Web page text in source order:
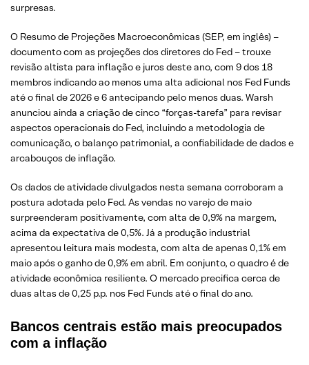
surpresas.
O Resumo de Projeções Macroeconômicas (SEP, em inglês) –
documento com as projeções dos diretores do Fed – trouxe
revisão altista para inflação e juros deste ano, com 9 dos 18
membros indicando ao menos uma alta adicional nos Fed Funds
até o final de 2026 e 6 antecipando pelo menos duas. Warsh
anunciou ainda a criação de cinco “forças-tarefa” para revisar
aspectos operacionais do Fed, incluindo a metodologia de
comunicação, o balanço patrimonial, a confiabilidade de dados e
arcabouços de inflação.
Os dados de atividade divulgados nesta semana corroboram a
postura adotada pelo Fed. As vendas no varejo de maio
surpreenderam positivamente, com alta de 0,9% na margem,
acima da expectativa de 0,5%. Já a produção industrial
apresentou leitura mais modesta, com alta de apenas 0,1% em
maio após o ganho de 0,9% em abril. Em conjunto, o quadro é de
atividade econômica resiliente. O mercado precifica cerca de
duas altas de 0,25 p.p. nos Fed Funds até o final do ano.
Bancos centrais estão mais preocupados
com a inflação